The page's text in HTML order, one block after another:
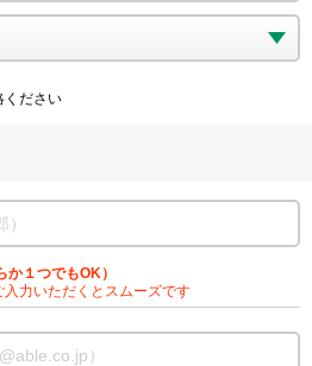
ください
か１つでもOK）
力いただくとスムーズです